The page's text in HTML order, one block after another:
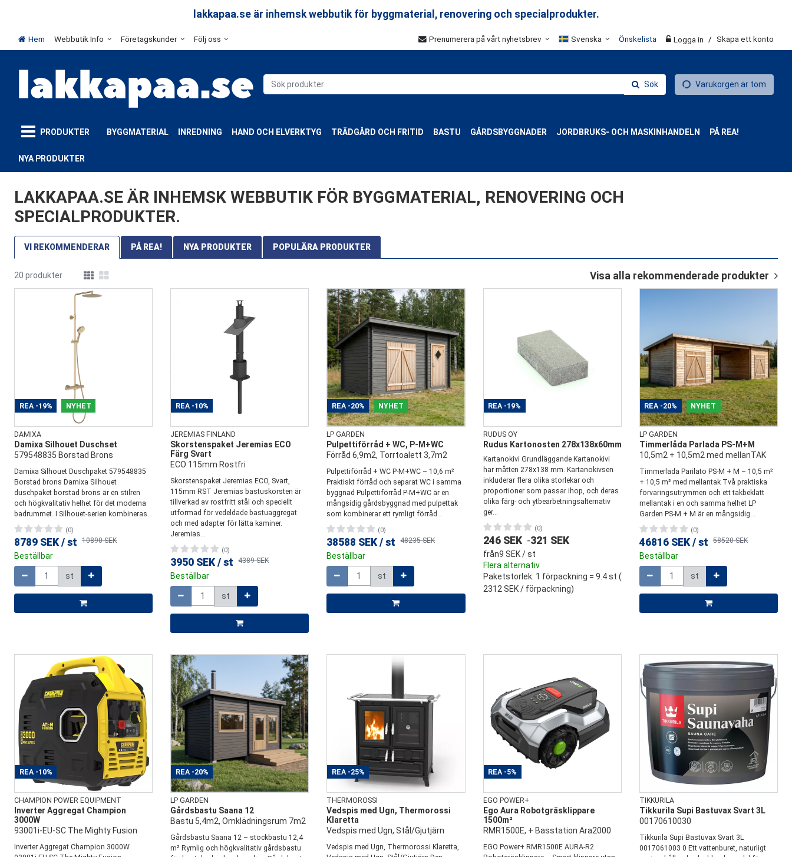
lakkapaa.se är inhemsk webbutik för byggmaterial, renovering och specialprodukter.
Hem Webbutik Info Företagskunder Följ oss Prenumerera på vårt nyhetsbrev Svenska Önskelista Logga in / Skapa ett konto
Sök Varukorgen är tom
PRODUKTER BYGGMATERIAL INREDNING HAND OCH ELVERKTYG TRÄDGÅRD OCH FRITID BASTU GÅRDSBYGGNADER JORDBRUKS- OCH MASKINHANDELN PÅ REA!
NYA PRODUKTER
LAKKAPAA.SE ÄR INHEMSK WEBBUTIK FÖR BYGGMATERIAL, RENOVERING OCH
SPECIALPRODUKTER.
VI REKOMMENDERAR PÅ REA! NYA PRODUKTER POPULÄRA PRODUKTER
20 produkter Visa alla rekommenderade produkter
REA -19% NYHET
DAMIXA
Damixa Silhouet Duschset
579548835 Borstad Brons
Damixa Silhouet Duschpaket 579548835
Borstad brons Damixa Silhouet
duschpaket borstad brons är en stilren
och högkvalitativ helhet för det moderna
badrummet. I Silhouet-serien kombineras...
(0)
8789 SEK / st 10890 SEK
Beställbar
Mängd
st
REA -10%
JEREMIAS FINLAND
Skorstenspaket Jeremias ECO
Färg Svart
ECO 115mm Rostfri
Skorstenspaket Jeremias ECO, Svart,
115mm RST Jeremias bastuskorsten är
tillverkad av rostfritt stål och speciellt
utformad för vedeldade bastuaggregat
och med adapter för lätta kaminer.
Jeremias...
(0)
3950 SEK /st 4389 SEK
Beställbar
Mängd
st
REA -20% NYHET
LP GARDEN
Pulpettiförråd + WC, P-M+WC
Förråd 6,9m2, Torrtoalett 3,7m2
Pulpettiförråd + WC P-M+WC – 10,6 m²
Praktiskt förråd och separat WC i samma
byggnad Pulpettiförråd P-M+WC är en
mångsidig gårdsbyggnad med pulpettak
som kombinerar ett rymligt förråd...
(0)
38588 SEK /st 48235 SEK
Beställbar
Mängd
st
REA -19%
RUDUS OY
Rudus Kartonosten 278x138x60mm
Kartanokivi Grundläggande Kartanokivi
har måtten 278x138 mm. Kartanokivsen
inkluderar flera olika storlekar och
proportioner som passar ihop, och deras
olika färg- och ytbearbetningsalternativ
ger...
(0)
246 SEK -321 SEK
från9 SEK/ st
Flera alternativ
Paketstorlek: 1 förpackning = 9.4 st (
2312 SEK/ förpackning)
REA -20% NYHET
LP GARDEN
Timmerlåda Parlada PS-M+M
10,5m2 + 10,5m2 med mellanTAK
Timmerlada Parilato PS-M + M – 10,5 m²
+ 10,5 m² med mellantak Två praktiska
förvaringsutrymmen och ett takbeklätt
mellantak i en och samma helhet LP
Garden PS-M + M är en mångsidig...
(0)
46816 SEK / st 58520 SEK
Beställbar
Mängd
st
REA -10%
CHAMPION POWER EQUIPMENT
Inverter Aggregat Champion
3000W
93001i-EU-SC The Mighty Fusion
Inverter Aggregat Champion 3000W
REA -20%
LP GARDEN
Gårdsbastu Saana 12
Bastu 5,4m2, Omklädningsrum 7m2
Gårdsbastu Saana 12 – stockbastu 12,4
m² Rymlig och högkvalitativ gårdsbastu
REA -25%
THERMOROSSI
Vedspis med Ugn, Thermorossi
Klaretta
Vedspis med Ugn, Stål/Gjutjärn
Vedspis med Ugn, Thermorossi Klaretta,
REA -5%
EGO POWER+
Ego Aura Robotgräsklippare
1500m²
RMR1500E, + Basstation Ara2000
EGO Power+ RMR1500E AURA-R2
TIKKURILA
Tikkurila Supi Bastuvax Svart 3L
00170610030
Tikkurila Supi Bastuvax Svart 3L
0017061003 0 Ett vattenburet, naturligt